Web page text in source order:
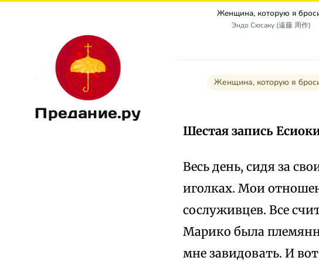
Предание.ру
Женщина, которую я
Эндо Сюсаку (遠藤 周作)
Женщина, которую я
Шестая запись
Весь день, сидя за
иголках. Мои
сослуживцев. Все
Марико была
мне завидовать. И